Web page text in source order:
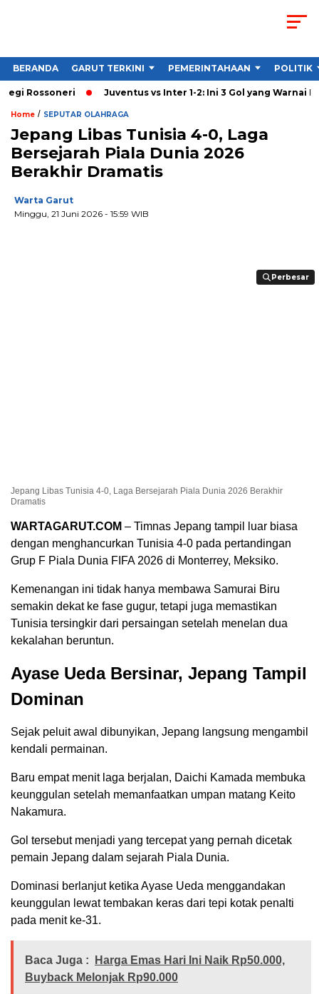
BERANDA GARUT TERKINI PEMERINTAHAAN POLITIK
Rossoneri Juventus vs Inter 1-2: Ini 3 Gol yang Warnai Derby
Home / SEPUTAR OLAHRAGA
Jepang Libas Tunisia 4-0, Laga
Bersejarah Piala Dunia 2026
Berakhir Dramatis
Warta Garut
Minggu, 21 Juni 2026 - 15:59 WIB
Perbesar
Perbesar
Jepang Libas Tunisia 4-0, Laga Bersejarah Piala Dunia 2026 Berakhir
Dramatis
WARTAGARUT.COM – Timnas Jepang tampil luar biasa
dengan menghancurkan Tunisia 4-0 pada pertandingan
Grup F Piala Dunia FIFA 2026 di Monterrey, Meksiko.
Kemenangan ini tidak hanya membawa Samurai Biru
semakin dekat ke fase gugur, tetapi juga memastikan
Tunisia tersingkir dari persaingan setelah menelan dua
kekalahan beruntun.
Ayase Ueda Bersinar, Jepang Tampil
Dominan
Sejak peluit awal dibunyikan, Jepang langsung mengambil
kendali permainan.
Baru empat menit laga berjalan, Daichi Kamada membuka
keunggulan setelah memanfaatkan umpan matang Keito
Nakamura.
Gol tersebut menjadi yang tercepat yang pernah dicetak
pemain Jepang dalam sejarah Piala Dunia.
Dominasi berlanjut ketika Ayase Ueda menggandakan
keunggulan lewat tembakan keras dari tepi kotak penalti
pada menit ke-31.
Baca Juga :
Harga Emas Hari Ini Naik Rp50.000,
Buyback Melonjak Rp90.000